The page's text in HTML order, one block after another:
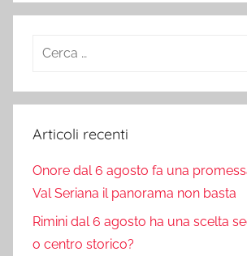
Ricerca
Articoli recenti
Onore dal 6 agosto fa una
Val Seriana il panorama non basta
Rimini dal 6 agosto ha una scelta
o centro storico?